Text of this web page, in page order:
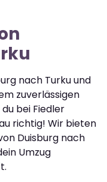
nach Turku und
zuverlässigen
bei Fiedler
richtig! Wir bieten
Duisburg nach
Umzug